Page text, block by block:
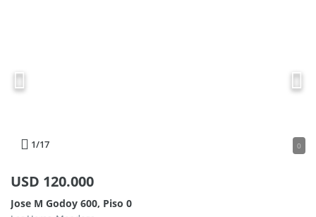
1/17 0
USD 120.000
Jose M Godoy 600, Piso 0